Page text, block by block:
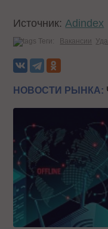
Источник:Adindex
Теги: Вакансии
НОВОСТИ РЫНКА: